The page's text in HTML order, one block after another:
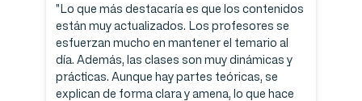
"Lo que más destacaría es que los contenidos
están muy actualizados. Los profesores se
esfuerzan mucho en mantener el temario al
día. Además, las clases son muy dinámicas y
prácticas. Aunque hay partes teóricas, se
explican de forma clara y amena, lo que hace